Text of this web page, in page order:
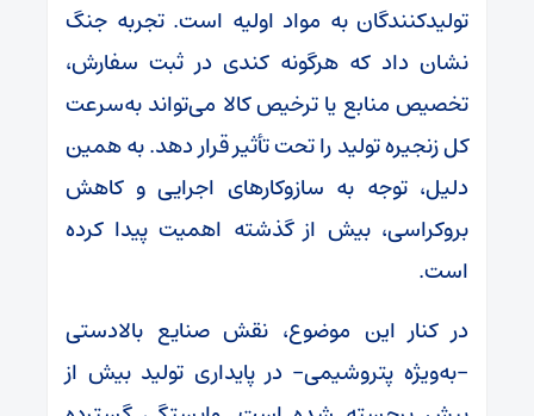
تولیدکنندگان به مواد اولیه است. تجربه جنگ
نشان داد که هرگونه کندی در ثبت سفارش،
تخصیص منابع یا ترخیص کالا می‌تواند به‌سرعت
کل زنجیره تولید را تحت تأثیر قرار دهد. به همین
دلیل، توجه به سازوکارهای اجرایی و کاهش
بروکراسی، بیش از گذشته اهمیت پیدا کرده
است.
در کنار این موضوع، نقش صنایع بالادستی
-به‌ویژه پتروشیمی- در پایداری تولید بیش از